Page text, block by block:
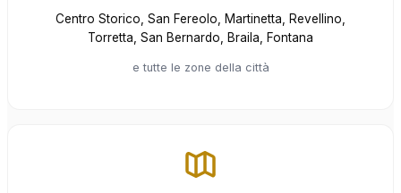
Centro Storico, San Fereolo, Martinetta, Revellino,
Torretta, San Bernardo, Braila, Fontana
e tutte le zone della città